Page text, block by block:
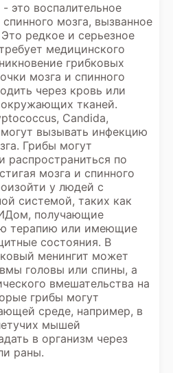
это воспалительное
мозга, вызванное
редкое и серьезное
медицинского
грибковых
мозга и спинного
через кровь или
окружающих тканей.
Candida,
вызывать инфекцию
Грибы могут
распространиться по
мозга и спинного
у людей с
системой, таких как
получающие
терапию или имеющие
состояния. В
менингит может
головы или спины, а
вмешательства на
грибы могут
среде, например, в
мышей
в организм через
раны.